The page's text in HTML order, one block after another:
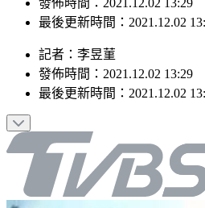
記者：李昱菫
發佈時間：2021.12.02 13:29
記者：李昱菫
發佈時間：2021.12.02 13:29